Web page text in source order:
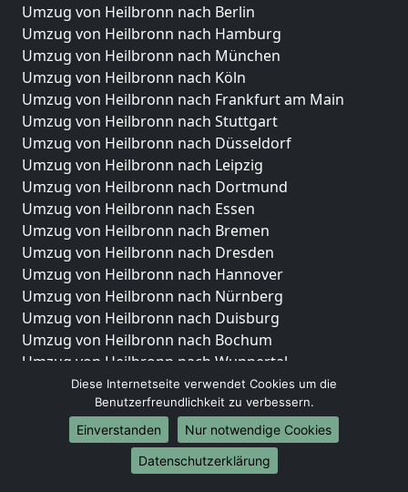
Umzug von Heilbronn nach Berlin
Umzug von Heilbronn nach Hamburg
Umzug von Heilbronn nach München
Umzug von Heilbronn nach Köln
Umzug von Heilbronn nach Frankfurt am Main
Umzug von Heilbronn nach Stuttgart
Umzug von Heilbronn nach Düsseldorf
Umzug von Heilbronn nach Leipzig
Umzug von Heilbronn nach Dortmund
Umzug von Heilbronn nach Essen
Umzug von Heilbronn nach Bremen
Umzug von Heilbronn nach Dresden
Umzug von Heilbronn nach Hannover
Umzug von Heilbronn nach Nürnberg
Umzug von Heilbronn nach Duisburg
Umzug von Heilbronn nach Bochum
Umzug von Heilbronn nach Wuppertal
Umzug von Heilbronn nach Bielefeld
Umzug von Heilbronn nach Bonn
Umzug von Heilbronn nach Münster
Internationale-Umzüge
Diese Internetseite verwendet Cookies um die
Benutzerfreundlichkeit zu verbessern.
Einverstanden
Nur notwendige Cookies
Datenschutzerklärung